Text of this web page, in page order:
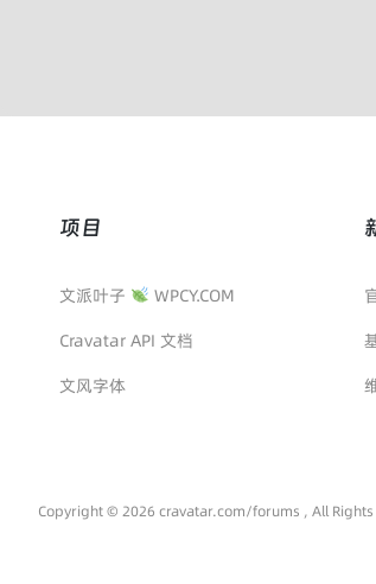
项目
文派叶子
WPCY.COM
Cravatar API 文档
文风字体
Copyright © 2026 cravatar.com/forums , All Rights